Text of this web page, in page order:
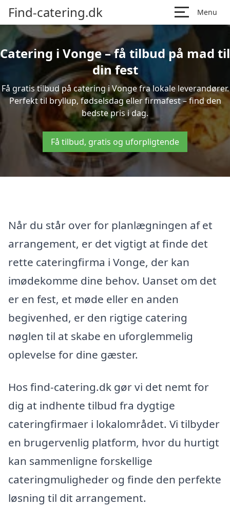
Find-catering.dk Menu
Catering i Vonge – få tilbud på mad til
din fest
Få gratis tilbud på catering i Vonge fra lokale leverandører.
Perfekt til bryllup, fødselsdag eller firmafest – find den
bedste pris i dag.
Få tilbud, gratis og uforpligtende
Når du står over for planlægningen af et
arrangement, er det vigtigt at finde det
rette cateringfirma i Vonge, der kan
imødekomme dine behov. Uanset om det
er en fest, et møde eller en anden
begivenhed, er den rigtige catering
nøglen til at skabe en uforglemmelig
oplevelse for dine gæster.
Hos find-catering.dk gør vi det nemt for
dig at indhente tilbud fra dygtige
cateringfirmaer i lokalområdet. Vi tilbyder
en brugervenlig platform, hvor du hurtigt
kan sammenligne forskellige
cateringmuligheder og finde den perfekte
løsning til dit arrangement.